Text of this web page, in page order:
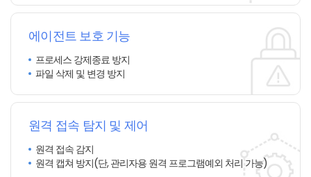
에이전트 보호 기능
프로세스 강제종료 방지
파일 삭제 및 변경 방지
원격 접속 탐지 및 제어
원격 접속 감지
원격 캡쳐 방지(단, 관리자용 원격 프로그램예외 처리 가능)